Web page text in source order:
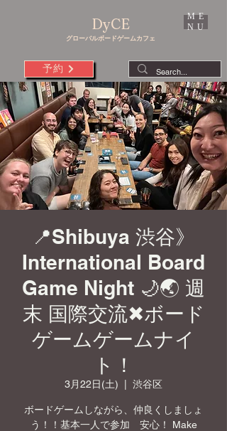
DyCE
グローバルボードゲームカフェ
予約
ME
NU
📍Shibuya 渋谷》
International Board
Game Night 🌙🌏 週
末 国際交流✖︎ボード
ゲームゲームナイ
ト！
3月22日(土) 渋谷区
ボードゲームしながら、仲良くしましょ
う！！基本一人で参加 安心！ Make